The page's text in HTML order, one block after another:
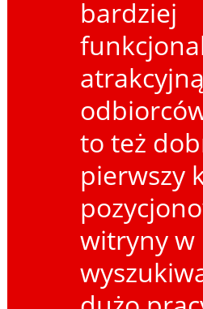
bardziej
to też
pierwszy
witryny w